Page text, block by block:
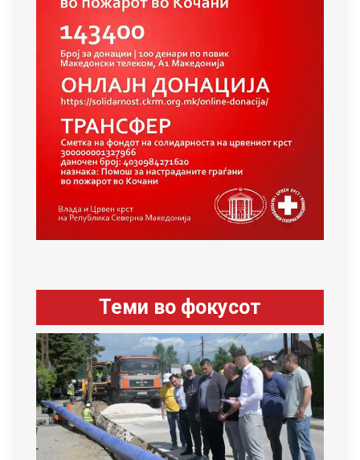
Теми во фокусот